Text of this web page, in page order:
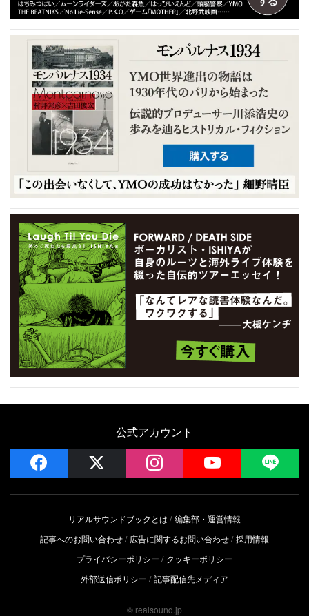
公式アカウント
facebook instagram YouTube
リアルサウンドブックとは
編集部・運営情報
記事へのお問い合わせ
広告に関するお問い合わせ 採用情報
プライバシーポリシー
クッキーポリシー
外部送信ポリシー
記事配信先メディア
© realsound.jp